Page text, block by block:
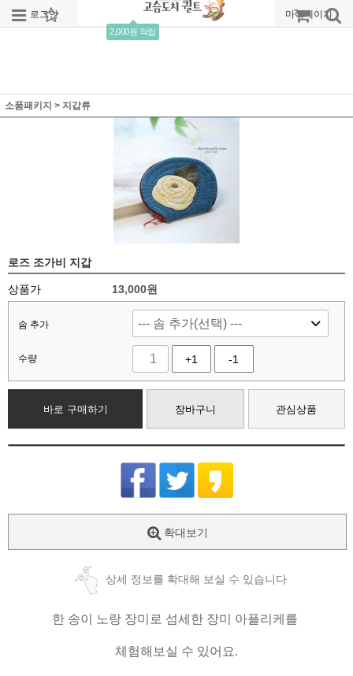
로그인 회원가입
2,000원 적립
주문조회 마이페이지
소품패키지 > 지갑류
로즈 조가비 지갑
상품가 13,000원
솜 추가
수량 +1 -1
바로 구매하기 장바구니 관심상품
확대보기
상세 정보를 확대해 보실 수 있습니다
한 송이 노랑 장미로 섬세한 장미 아플리케를
체험해보실 수 있어요.